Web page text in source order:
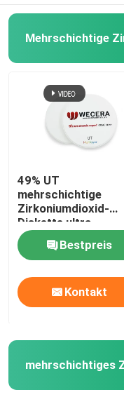
49% UT
mehrschichtige
Zirkoniumdioxid-
Diskette ultra
lichtdurchlässige
zahnmedizinische
keramische Blöcke
Mpa
Bestpreis
Kontakt
mehrschichtiges